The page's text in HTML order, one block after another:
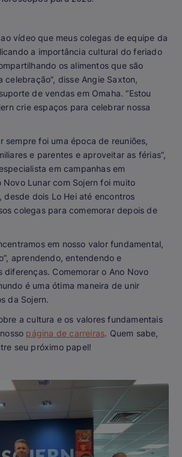
vídeo que meus colegas de equipe da
a importância cultural do feriado
os alimentos que são
celebração”, disse Angie Saxton,
de vendas em Omaha. “Estou
crie espaços para celebrar nossa
sempre foi uma época de reuniões,
e parentes e aproveitar as férias”,
em campanhas em
Novo Lunar com Sojern foi muito
desde dois Lo Hei até encontros
colegas para comemorar depois de
em nosso valor fundamental,
aprendendo, entendendo e
diferenças. Comemorar o Ano Novo
é uma ótima maneira de unir
da Sojern.
a cultura e os valores fundamentais
página de carreiras. Quem sabe,
seu próximo papel!